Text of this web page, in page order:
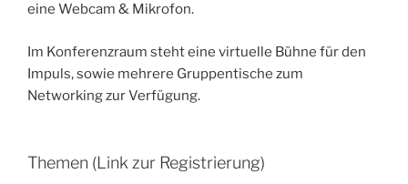
eine Webcam & Mikrofon.
Im Konferenzraum steht eine virtuelle Bühne für den
Impuls, sowie mehrere Gruppentische zum
Networking zur Verfügung.
Themen (Link zur Registrierung)